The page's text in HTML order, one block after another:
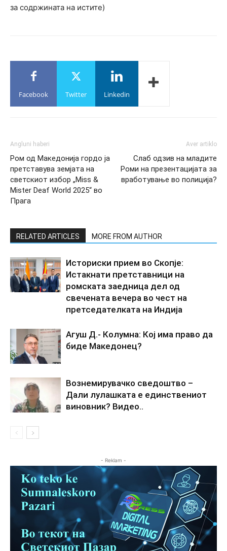
за содржината на истите)
Facebook Twitter Linkedin
Angluni haberi
Ром од Македонија гордо ја
претставува земјата на
светскиот избор „Miss &
Mister Deaf World 2025“ во
Прага
Aver artiklo
Слаб одзив на младите
Роми на презентацијата за
вработување во полиција?
RELATED ARTICLES MORE FROM AUTHOR
Историски прием во Скопје:
Истакнати претставници на
ромската заедница дел од
свечената вечера во чест на
претседателката на Индија
Агуш Д.- Колумна: Кој има право да
биде Македонец?
Вознемирувачко сведоштво –
Дали лулашката е единствениот
виновник? Видео..
- Reklam -